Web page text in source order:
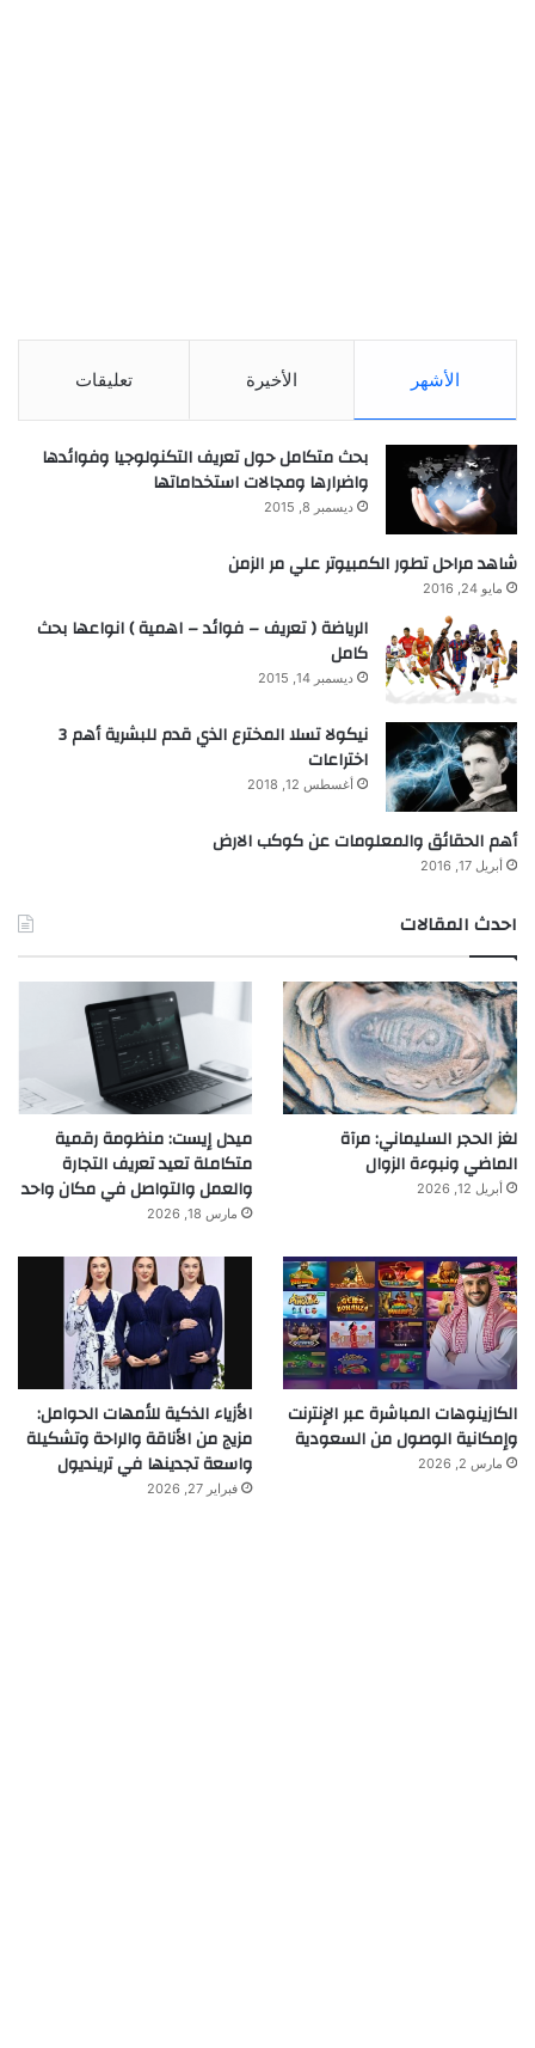
الأشهر الأخيرة تعليقات
بحث متكامل حول تعريف التكنولوجيا وفوائدها
واضرارها ومجالات استخداماتها
ديسمبر 8, 2015
شاهد مراحل تطور الكمبيوتر علي مر الزمن
مايو 24, 2016
الرياضة ( تعريف – فوائد – اهمية ) انواعها بحث
كامل
ديسمبر 14, 2015
نيكولا تسلا المخترع الذي قدم للبشرية أهم 3
اختراعات
أغسطس 12, 2018
أهم الحقائق والمعلومات عن كوكب الارض
أبريل 17, 2016
احدث المقالات
لغز الحجر السليماني: مرآة
الماضي ونبوءة الزوال
أبريل 12, 2026
ميدل إيست: منظومة رقمية
متكاملة تعيد تعريف التجارة
والعمل والتواصل في مكان واحد
مارس 18, 2026
الكازينوهات المباشرة عبر الإنترنت
وإمكانية الوصول من السعودية
مارس 2, 2026
الأزياء الذكية للأمهات الحوامل:
مزيج من الأناقة والراحة وتشكيلة
واسعة تجدينها في ترينديول
فبراير 27, 2026